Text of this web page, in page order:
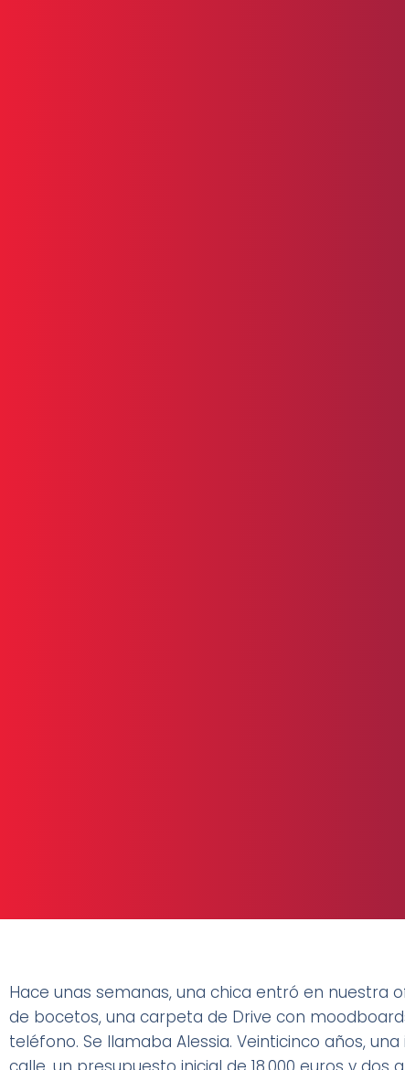
Hace unas semanas, una chica entró en nuestra
de bocetos, una carpeta de Drive con
teléfono. Se llamaba Alessia. Veinticinco años,